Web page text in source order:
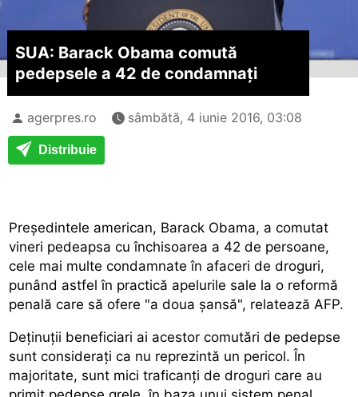
SUA: Barack Obama comută
pedepsele a 42 de condamnați
agerpres.ro sâmbătă, 4 iunie 2016, 03:08
Distribuie
Președintele american, Barack Obama, a comutat
vineri pedeapsa cu închisoarea a 42 de persoane,
cele mai multe condamnate în afaceri de droguri,
punând astfel în practică apelurile sale la o reformă
penală care să ofere "a doua șansă", relatează AFP.
Deținuții beneficiari ai acestor comutări de pedepse
sunt considerați ca nu reprezintă un pericol. În
majoritate, sunt mici traficanți de droguri care au